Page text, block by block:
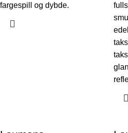
fargespill og dybde.